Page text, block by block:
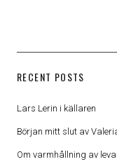
RECENT POSTS
Lars Lerin i källaren
Början mitt slut av
Om varmhållning av